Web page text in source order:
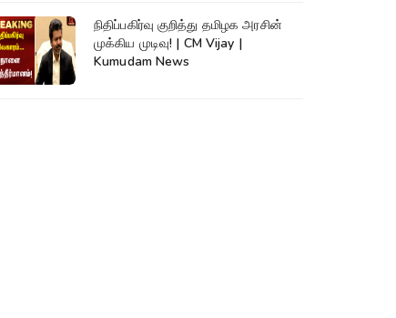
நிதிப்பகிர்வு குறித்து தமிழக அரசின்
முக்கிய முடிவு! | CM Vijay |
Kumudam News